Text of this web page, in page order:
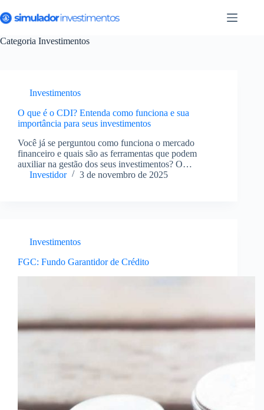
para
o
conteúdo
Categoria Investimentos
Investimentos
O que é o CDI? Entenda como funciona e sua
importância para seus investimentos
Você já se perguntou como funciona o mercado
financeiro e quais são as ferramentas que podem
auxiliar na gestão dos seus investimentos? O
Certificado de Depósito Interbancário (CDI) é um
Investidor 3 de novembro de 2025
Investimentos
FGC: Fundo Garantidor de Crédito